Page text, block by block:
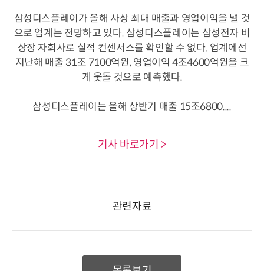
삼성디스플레이가 올해 사상 최대 매출과 영업이익을 낼 것
으로 업계는 전망하고 있다. 삼성디스플레이는 삼성전자 비
상장 자회사로 실적 컨센서스를 확인할 수 없다. 업계에선
지난해 매출 31조 7100억원, 영업이익 4조4600억원을 크
게 웃돌 것으로 예측했다.
삼성디스플레이는 올해 상반기 매출 15조6800....
기사 바로가기 >
관련자료